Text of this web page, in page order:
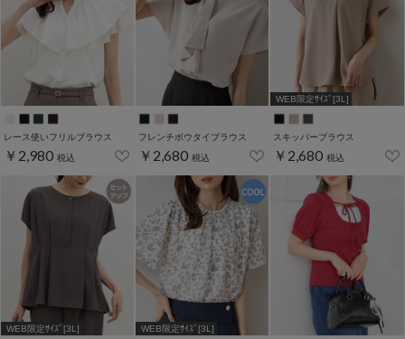
レース使いフリルブラウス
￥2,980 税込
フレンチボウタイブラウス
￥2,680 税込
WEB限定ｻｲｽﾞ[3L]
スキッパーブラウス
￥2,680 税込
WEB限定ｻｲｽﾞ[3L] WEB限定ｻｲｽﾞ[3L]